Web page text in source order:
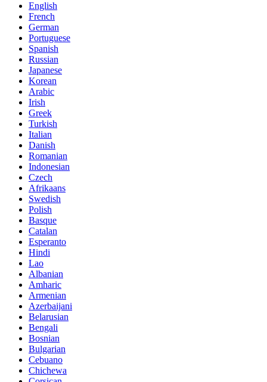
English
French
German
Portuguese
Spanish
Russian
Japanese
Korean
Arabic
Irish
Greek
Turkish
Italian
Danish
Romanian
Indonesian
Czech
Afrikaans
Swedish
Polish
Basque
Catalan
Esperanto
Hindi
Lao
Albanian
Amharic
Armenian
Azerbaijani
Belarusian
Bengali
Bosnian
Bulgarian
Cebuano
Chichewa